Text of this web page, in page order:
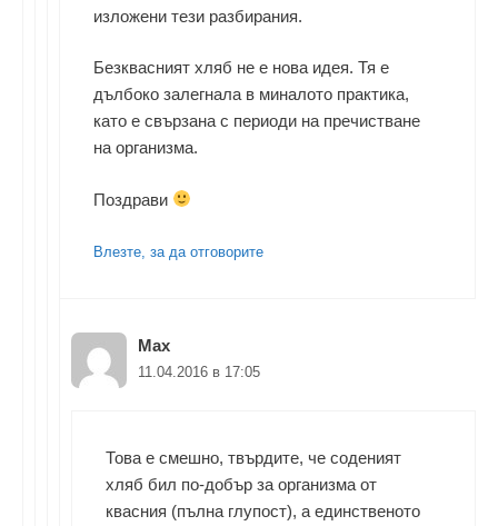
изложени тези разбирания.
Безквасният хляб не е нова идея. Тя е
дълбоко залегнала в миналото практика,
като е свързана с периоди на пречистване
на организма.
Поздрави
Влезте, за да отговорите
Max
11.04.2016 в 17:05
Това е смешно, твърдите, че соденият
хляб бил по-добър за организма от
квасния (пълна глупост), а единственото